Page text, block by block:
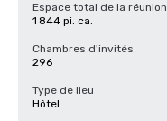
Espace total de la réunion
1 844 pi. ca.
Chambres d'invités
296
Type de lieu
Hôtel